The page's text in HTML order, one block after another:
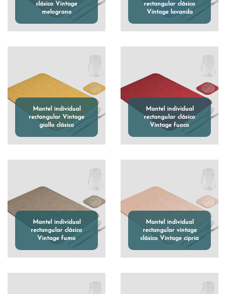
clásico Vintage
melograno
rectangular clásico
Vintage lavanda
Mantel individual
rectangular Vintage
giallo clásico
Mantel individual
rectangular clásico
Vintage fuoco
Mantel individual
rectangular clásico
Vintage fumo
Mantel individual
rectangular vintage
clásico Vintage cipria